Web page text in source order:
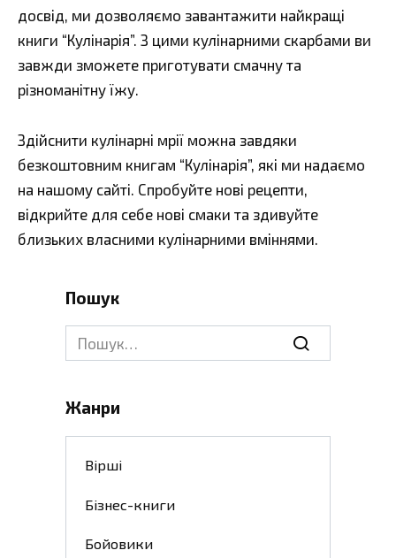
досвід, ми дозволяємо завантажити найкращі
книги “Кулінарія”. З цими кулінарними скарбами ви
завжди зможете приготувати смачну та
різноманітну їжу.
Здійснити кулінарні мрії можна завдяки
безкоштовним книгам “Кулінарія”, які ми надаємо
на нашому сайті. Спробуйте нові рецепти,
відкрийте для себе нові смаки та здивуйте
близьких власними кулінарними вміннями.
Пошук
Search
for:
Жанри
Вірші
Бізнес-книги
Бойовики